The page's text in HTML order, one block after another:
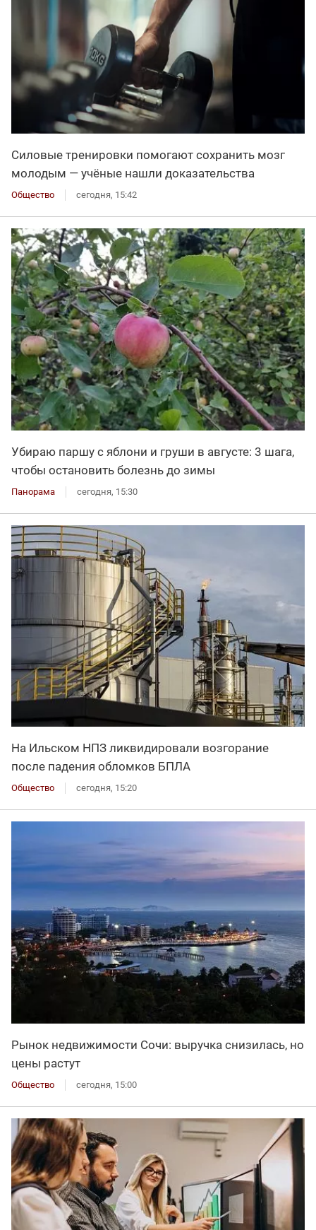
Силовые тренировки помогают сохранить мозг
молодым — учёные нашли доказательства
Общество сегодня, 15:42
Убираю паршу с яблони и груши в августе: 3 шага,
чтобы остановить болезнь до зимы
Панорама сегодня, 15:30
На Ильском НПЗ ликвидировали возгорание
после падения обломков БПЛА
Общество сегодня, 15:20
Рынок недвижимости Сочи: выручка снизилась, но
цены растут
Общество сегодня, 15:00